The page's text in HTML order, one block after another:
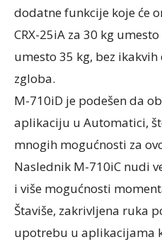
dodatne funkcije koje će
CRX-25iA za 30 kg
umesto 35 kg, bez
zgloba.
M-710iD je podešen da
aplikaciju u Automatici,
mnogih mogućnosti za
Naslednik M-710iC nudi
i više mogućnosti
Štaviše, zakrivljena ruka
upotrebu u aplikacijama